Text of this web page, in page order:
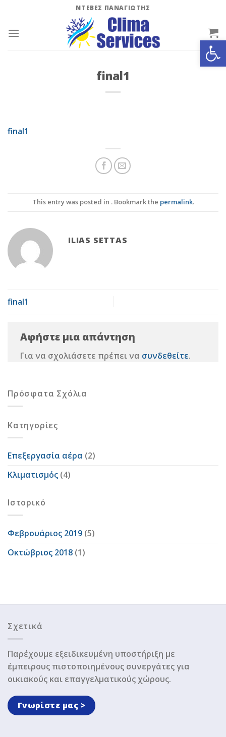
content
ΝΤΕΒΕΣ ΠΑΝΑΓΙΩΤΗΣ
final1
final1
This entry was posted in . Bookmark the permalink.
ILIAS SETTAS
final1
Αφήστε μια απάντηση
Για να σχολιάσετε πρέπει να συνδεθείτε.
Πρόσφατα Σχόλια
Kατηγορίες
Επεξεργασία αέρα (2)
Κλιματισμός (4)
Ιστορικό
Φεβρουάριος 2019 (5)
Οκτώβριος 2018 (1)
Σχετικά
Παρέχουμε εξειδικευμένη υποστήριξη με
έμπειρους πιστοποιημένους συνεργάτες για
οικιακούς και επαγγελματικούς χώρους.
Γνωρίστε μας >